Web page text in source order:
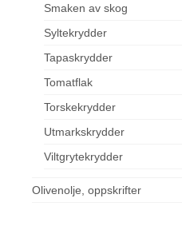
Smaken av skog
Syltekrydder
Tapaskrydder
Tomatflak
Torskekrydder
Utmarkskrydder
Viltgrytekrydder
Olivenolje, oppskrifter